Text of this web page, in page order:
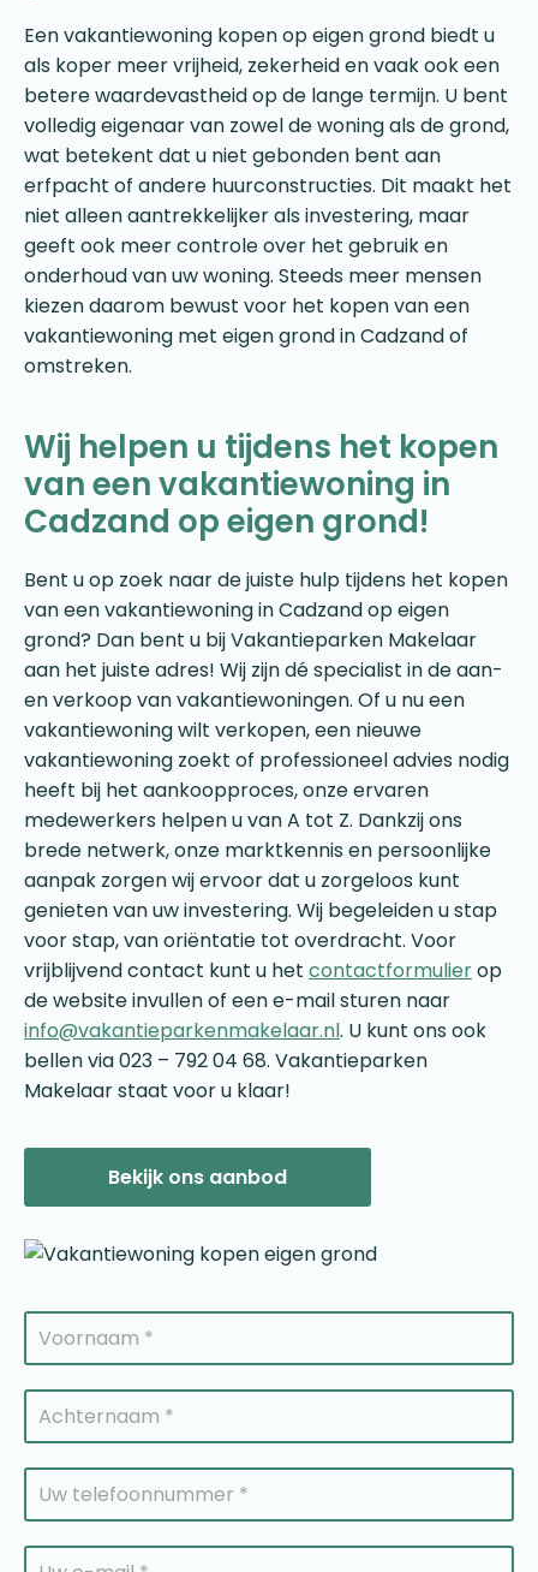
Een vakantiewoning kopen op eigen grond biedt u
als koper meer vrijheid, zekerheid en vaak ook een
betere waardevastheid op de lange termijn. U bent
volledig eigenaar van zowel de woning als de grond,
wat betekent dat u niet gebonden bent aan
erfpacht of andere huurconstructies. Dit maakt het
niet alleen aantrekkelijker als investering, maar
geeft ook meer controle over het gebruik en
onderhoud van uw woning. Steeds meer mensen
kiezen daarom bewust voor het kopen van een
vakantiewoning met eigen grond in Cadzand of
omstreken.
Wij helpen u tijdens het kopen
van een vakantiewoning in
Cadzand op eigen grond!
Bent u op zoek naar de juiste hulp tijdens het kopen
van een vakantiewoning in Cadzand op eigen
grond? Dan bent u bij Vakantieparken Makelaar
aan het juiste adres! Wij zijn dé specialist in de aan-
en verkoop van vakantiewoningen. Of u nu een
vakantiewoning wilt verkopen, een nieuwe
vakantiewoning zoekt of professioneel advies nodig
heeft bij het aankoopproces, onze ervaren
medewerkers helpen u van A tot Z. Dankzij ons
brede netwerk, onze marktkennis en persoonlijke
aanpak zorgen wij ervoor dat u zorgeloos kunt
genieten van uw investering. Wij begeleiden u stap
voor stap, van oriëntatie tot overdracht. Voor
vrijblijvend contact kunt u het contactformulierop
de website invullen of een e-mail sturen naar
info@vakantieparkenmakelaar.nl. U kunt ons ook
bellen via 023 – 792 04 68. Vakantieparken
Makelaar staat voor u klaar!
Bekijk ons aanbod